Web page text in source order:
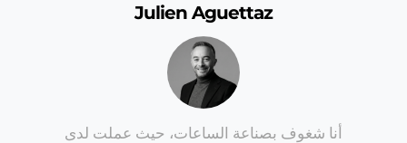
Julien Aguettaz
أنا شغوف بصناعة الساعات، حيث عملت لدى